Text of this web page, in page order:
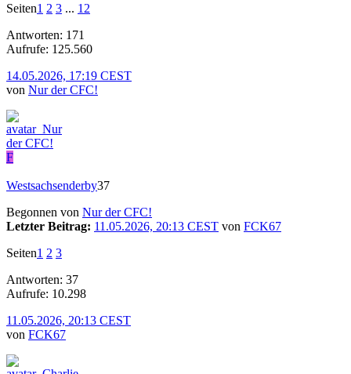
Seiten1 2 3 ... 12
Antworten: 171
Aufrufe: 125.560
14.05.2026, 17:19 CEST
von Nur der CFC!
F
Westsachsenderby37
Begonnen von Nur der CFC!
Letzter Beitrag: 11.05.2026, 20:13 CEST von FCK67
Seiten1 2 3
Antworten: 37
Aufrufe: 10.298
11.05.2026, 20:13 CEST
von FCK67